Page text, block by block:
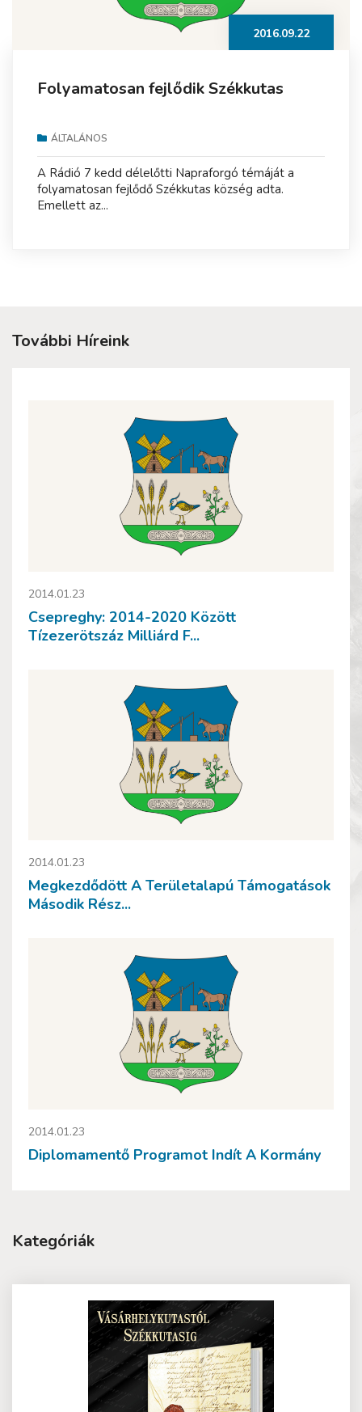
2016.09.22
Folyamatosan fejlődik Székkutas
ÁLTALÁNOS
A Rádió 7 kedd délelőtti Napraforgó témáját a
folyamatosan fejlődő Székkutas község adta.
Emellett az...
További Híreink
2014.01.23
Csepreghy: 2014-2020 Között
Tízezerötszáz Milliárd F...
2014.01.23
Megkezdődött A Területalapú Támogatások
Második Rész...
2014.01.23
Diplomamentő Programot Indít A Kormány
Kategóriák